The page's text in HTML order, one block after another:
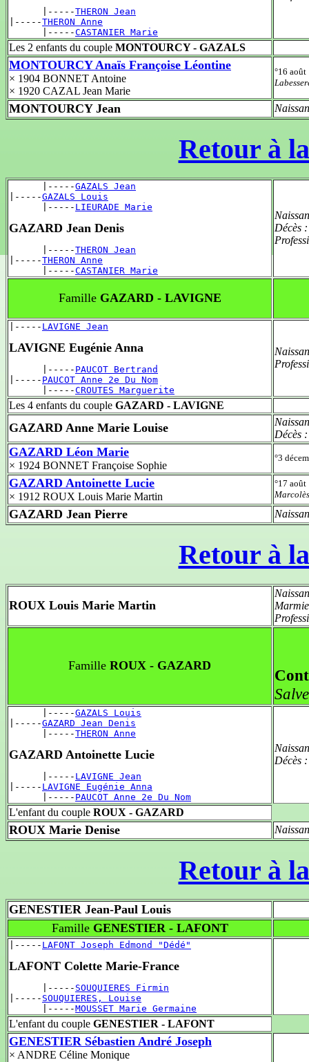
      |-----
THERON Jean
|-----THERON Anne
      |-----
CASTANIER Marie
Les 2 enfants du couple MONTOURCY - GAZALS
MONTOURCY Anaïs Françoise Léontine
× 1904 BONNET Antoine
× 1920 CAZAL Jean Marie
°16
MONTOURCY Jean
Retour à
      |-----
GAZALS Jean
|-----GAZALS Louis
      |-----
LIEURADE Marie
GAZARD Jean Denis
      |-----
THERON Jean
|-----THERON Anne
      |-----
CASTANIER Marie
Décès
FamilleGAZARD - LAVIGNE
|----- LAVIGNE Jean
LAVIGNE Eugénie Anna
      |-----
PAUCOT Bertrand
|----- PAUCOT Anne 2e Du Nom
      |-----
CROUTES Marguerite
Les 4 enfants du couple GAZARD - LAVIGNE
GAZARD Anne Marie Louise
Décès
GAZARD Léon Marie
× 1924 BONNET Françoise Sophie
°3
GAZARD Antoinette Lucie
× 1912 ROUX Louis Marie Martin
°17
GAZARD Jean Pierre
Retour à
ROUX Louis Marie Martin
Famille ROUX - GAZARD
      |-----
GAZALS Louis
|-----GAZARD Jean Denis
      |-----
THERON Anne
GAZARD Antoinette Lucie
      |-----
LAVIGNE Jean
|----- LAVIGNE Eugénie Anna
      |-----
PAUCOT Anne 2e Du Nom
Décès
L'enfant du couple ROUX - GAZARD
ROUX Marie Denise
Retour à
GENESTIER Jean-Paul Louis
FamilleGENESTIER - LAFONT
|----- LAFONT Joseph Edmond "Dédé"
LAFONT Colette Marie-France
      |-----
SOUQUIERES Firmin
|----- SOUQUIERES, Louise
      |-----
MOUSSET Marie Germaine
L'enfant du couple GENESTIER - LAFONT
GENESTIER Sébastien André Joseph
× ANDRE Céline Monique